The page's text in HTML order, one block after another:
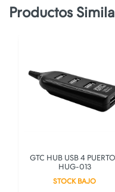
Productos
GTC HUB USB 4
HUG-013
STOCK BAJO